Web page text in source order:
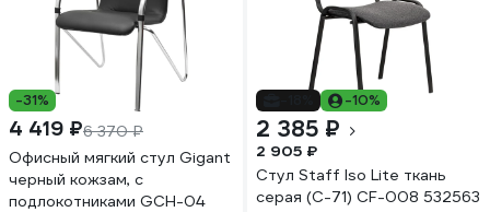
-31%
4 419 ₽6 370 ₽
Офисный мягкий стул Gigant
черный кожзам, с
подлокотниками GCH-04
-10%
2 385 ₽
2 905 ₽
Стул Staff Iso Lite ткань
серая (С-71) CF-008 532563